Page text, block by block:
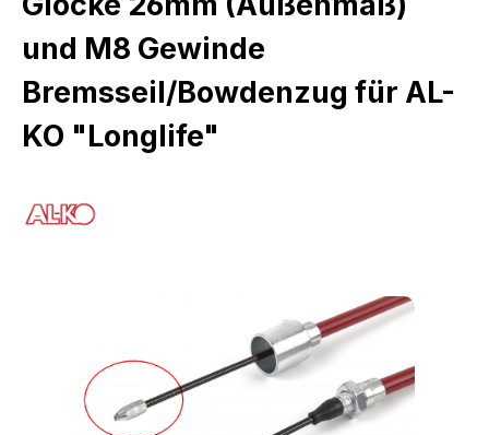
und M8 Gewinde
Bremsseil/Bowdenzug für AL-
KO "Longlife"